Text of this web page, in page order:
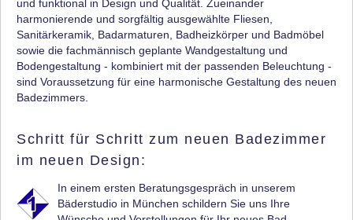
und funktional in Design und Qualität. Zueinander
harmonierende und sorgfältig ausgewählte Fliesen,
Sanitärkeramik, Badarmaturen, Badheizkörper und Badmöbel
sowie die fachmännisch geplante Wandgestaltung und
Bodengestaltung - kombiniert mit der passenden Beleuchtung -
sind Voraussetzung für eine harmonische Gestaltung des neuen
Badezimmers.
Schritt für Schritt zum neuen Badezimmer
im neuen Design:
In einem ersten Beratungsgespräch in unserem
Bäderstudio in München schildern Sie uns Ihre